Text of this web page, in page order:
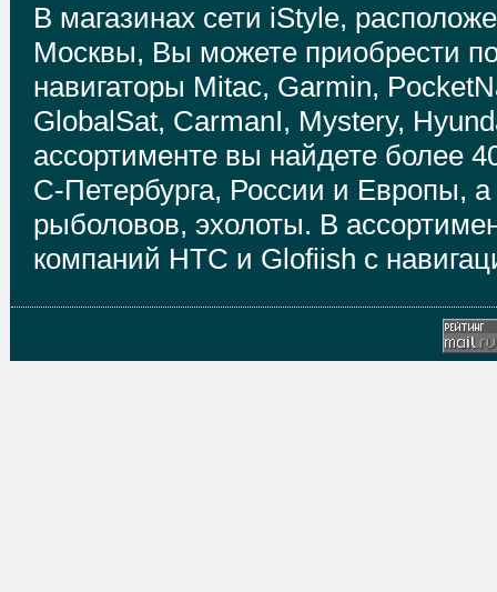
В магазинах сети iStyle,
Москвы, Вы можете приобрести
навигаторы Mitac, Garmin,
GlobalSat, CarmanI, Mystery,
ассортименте вы найдете более
С-Петербурга, России и Европы, а
рыболовов, эхолоты. В
компаний HTC и Glofiish с